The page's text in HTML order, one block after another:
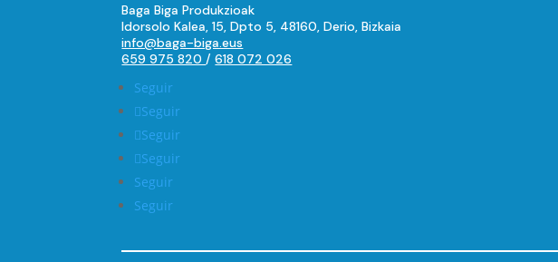
Baga Biga Produkzioak
Idorsolo Kalea, 15, Dpto 5, 48160, Derio, Bizkaia
info@baga-biga.eus
659 975 820/618 072 026
Seguir
Seguir
Seguir
Seguir
Seguir
Seguir